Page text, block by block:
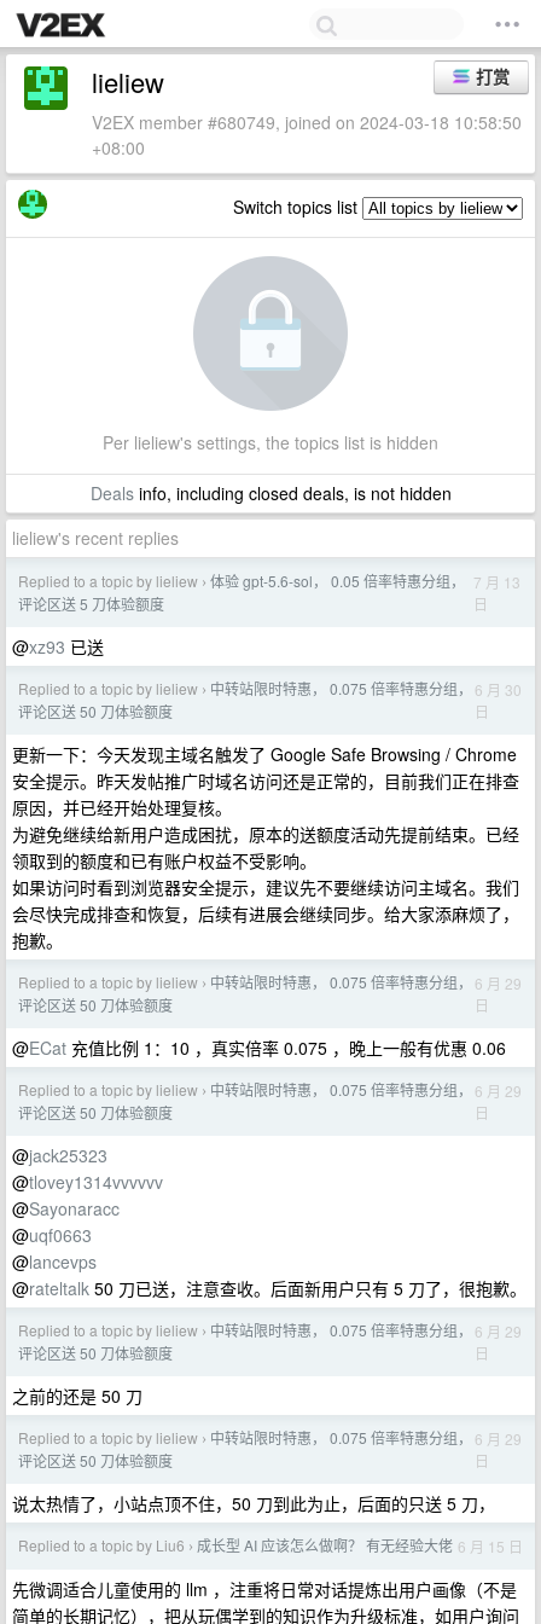
打赏
lieliew
V2EX member #680749, joined on 2024-03-18 10:58:50
+08:00
Switch topics list
Per lieliew's settings, the topics list is hidden
Dealsinfo, including closed deals, is not hidden
lieliew's recent replies
Replied to a topic by lieliew › 体验 gpt-5.6-sol， 0.05 倍率特惠分组，
评论区送 5 刀体验额度
7 月 13
日
@xz93 已送
Replied to a topic by lieliew › 中转站限时特惠， 0.075 倍率特惠分组，
评论区送 50 刀体验额度
6 月 30
日
更新一下：今天发现主域名触发了 Google Safe Browsing / Chrome
安全提示。昨天发帖推广时域名访问还是正常的，目前我们正在排查
原因，并已经开始处理复核。
为避免继续给新用户造成困扰，原本的送额度活动先提前结束。已经
领取到的额度和已有账户权益不受影响。
如果访问时看到浏览器安全提示，建议先不要继续访问主域名。我们
会尽快完成排查和恢复，后续有进展会继续同步。给大家添麻烦了，
抱歉。
Replied to a topic by lieliew › 中转站限时特惠， 0.075 倍率特惠分组，
评论区送 50 刀体验额度
6 月 29
日
@ECat 充值比例 1：10 ，真实倍率 0.075 ，晚上一般有优惠 0.06
Replied to a topic by lieliew › 中转站限时特惠， 0.075 倍率特惠分组，
评论区送 50 刀体验额度
6 月 29
日
@jack25323
@tlovey1314vvvvvv
@Sayonaracc
@uqf0663
@lancevps
@rateltalk 50 刀已送，注意查收。后面新用户只有 5 刀了，很抱歉。
Replied to a topic by lieliew › 中转站限时特惠， 0.075 倍率特惠分组，
评论区送 50 刀体验额度
6 月 29
日
之前的还是 50 刀
Replied to a topic by lieliew › 中转站限时特惠， 0.075 倍率特惠分组，
评论区送 50 刀体验额度
6 月 29
日
说太热情了，小站点顶不住，50 刀到此为止，后面的只送 5 刀，
Replied to a topic by Liu6 › 成长型 AI 应该怎么做啊？ 有无经验大佬 6 月 15 日
先微调适合儿童使用的 llm ，注重将日常对话提炼出用户画像（不是
简单的长期记忆），把从玩偶学到的知识作为升级标准，如用户询问